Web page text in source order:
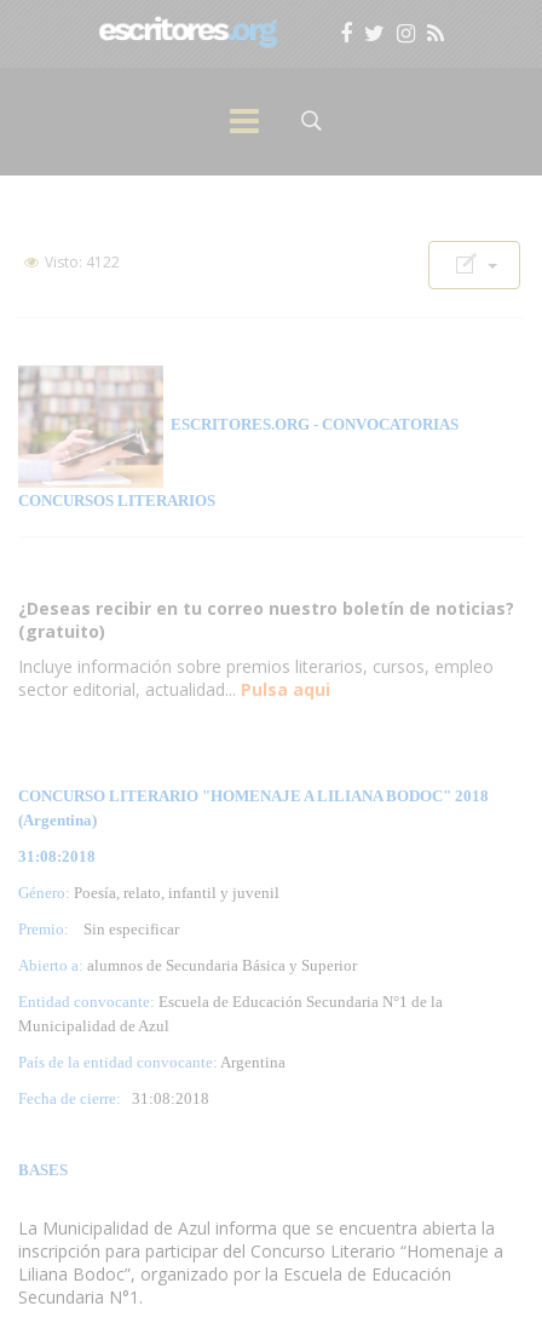
Visto: 4122
ESCRITORES.ORG - CONVOCATORIAS
CONCURSOS LITERARIOS
¿Deseas recibir en tu correo nuestro boletín de noticias?
(gratuito)
Incluye información sobre premios literarios, cursos, empleo
sector editorial, actualidad... Pulsa aqui
CONCURSO LITERARIO "HOMENAJE A LILIANA BODOC" 2018
(Argentina)
31:08:2018
Género: Poesía, relato, infantil y juvenil
Premio:
Sin especificar
Abierto a: alumnos de Secundaria Básica y Superior
Entidad convocante: Escuela de Educación Secundaria N°1 de la
Municipalidad de Azul
País de la entidad convocante: Argentina
Fecha de cierre: 31 :08:2018
BASES
La Municipalidad de Azul informa que se encuentra abierta la
inscripción para participar del Concurso Literario “Homenaje a
Liliana Bodoc”, organizado por la Escuela de Educación
Secundaria N°1.